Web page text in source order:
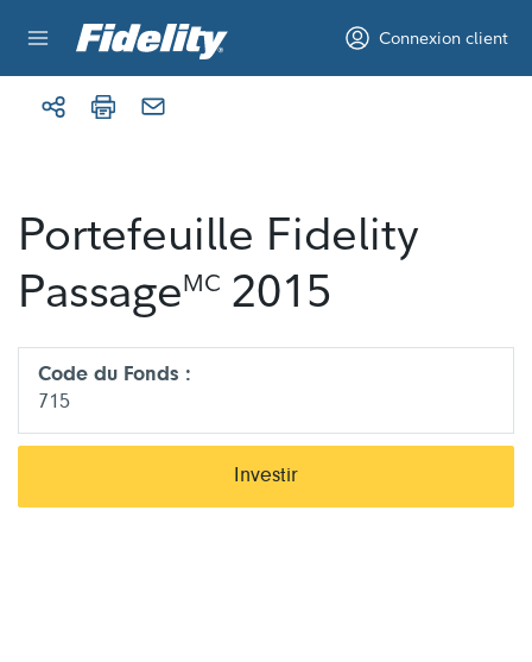
Connexion client
Portefeuille Fidelity
PassageMC 2015
Code du Fonds :
715
Investir